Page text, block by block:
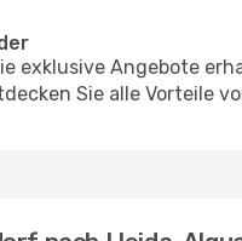
exklusive Angebote
Sie alle Vorteile